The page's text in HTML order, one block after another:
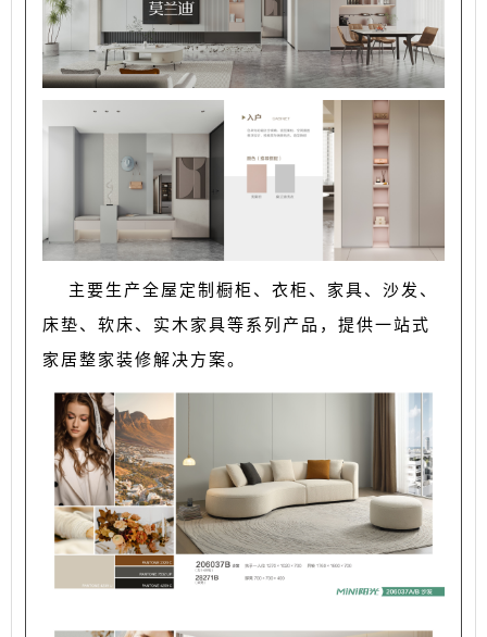
主要生产全屋定制橱柜、衣柜、家具、沙发、
床垫、软床、实木家具等系列产品，提供一站式
家居整家装修解决方案。